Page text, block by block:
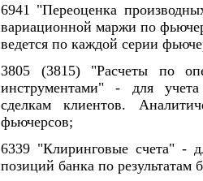
6941 "Переоценка
вариационной маржи по
ведется по каждой серии
3805 (3815) "Расчеты по
инструментами" - для
сделкам клиентов.
фьючерсов;
6339 "Клиринговые счета" -
позиций банка по